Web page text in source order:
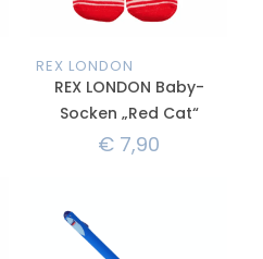
REX LONDON
REX LONDON Baby-
Socken „Red Cat“
€ 7,90